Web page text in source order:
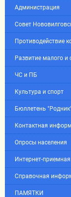
Администрация
Совет
Противодействие
Развитие малого и
ЧС и ПБ
Культура и спорт
Бюллетень
Контактная
Опросы населения
Интернет-приемная
Справочная
ПАМЯТКИ